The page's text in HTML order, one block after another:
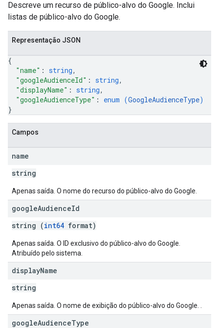
Descreve um recurso de público-alvo do Google. Inclui
listas de público-alvo do Google.
Representação JSON
{
"name" : string,
"googleAudienceId" : string,
"displayName" : string,
"googleAudienceType" : enum (GoogleAudienceType)
}
Campos
name
string
Apenas saída. O nome do recurso do público-alvo do Google.
googleAudienceId
string (int64 format)
Apenas saída. O ID exclusivo do público-alvo do Google.
Atribuído pelo sistema.
displayName
string
Apenas saída. O nome de exibição do público-alvo do Google. .
googleAudienceType